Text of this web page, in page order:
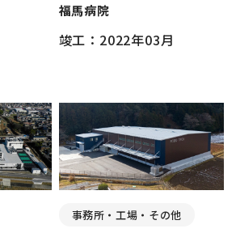
福馬病院
竣工：2022年03月
事務所・工場・その他